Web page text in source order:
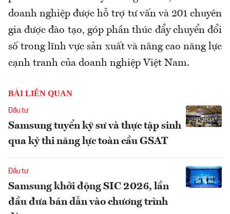
doanh nghiệp được hỗ trợ tư vấn và 201 chuyên
gia được đào tạo, góp phần thúc đẩy chuyển đổi
số trong lĩnh vực sản xuất và nâng cao năng lực
cạnh tranh của doanh nghiệp Việt Nam.
BÀI LIÊN QUAN
Đầu tư
Samsung tuyển kỹ sư và thực tập sinh
qua kỳ thi năng lực toàn cầu GSAT
Đầu tư
Samsung khởi động SIC 2026, lần
đầu đưa bán dẫn vào chương trình